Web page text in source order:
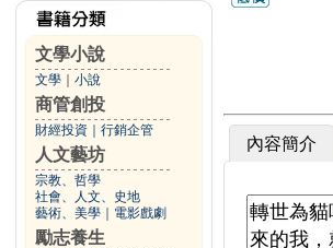
文學小說
文學 小說
商管創投
財經投資 行銷企管
人文藝坊
宗教、哲學
社會、人文、史地
藝術、美學
電影戲劇
勵志養生
內容簡介